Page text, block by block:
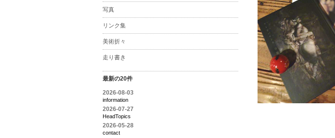
写真
リンク集
美術折々
走り書き
最新の20件
2026-08-03
information
2026-07-27
HeadTopics
2026-05-28
contact